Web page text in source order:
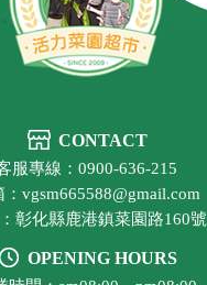
CONTACT
服專線：0900-636-215
：vgsm665588@gmail.com
彰化縣鹿港鎮菜園路160號
OPENING HOURS